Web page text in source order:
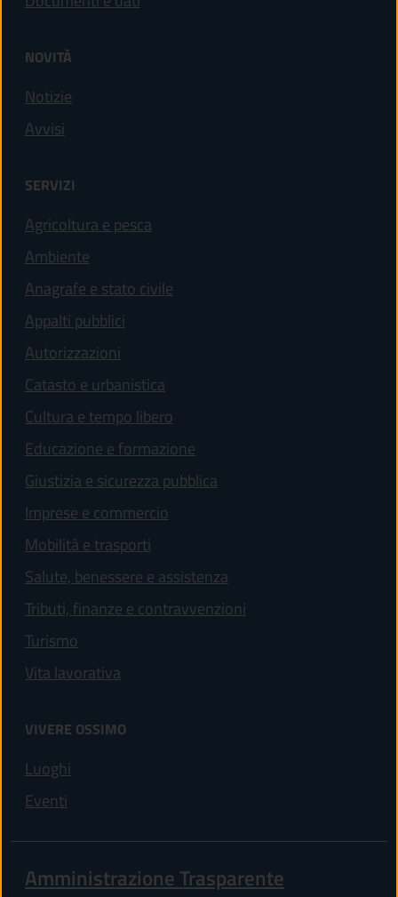
NOVITÀ
Notizie
Avvisi
SERVIZI
Agricoltura e pesca
Ambiente
Anagrafe e stato civile
Appalti pubblici
Autorizzazioni
Catasto e urbanistica
Cultura e tempo libero
Educazione e formazione
Giustizia e sicurezza pubblica
Imprese e commercio
Mobilità e trasporti
Salute, benessere e assistenza
Tributi, finanze e contravvenzioni
Turismo
Vita lavorativa
VIVERE OSSIMO
Luoghi
Eventi
Amministrazione Trasparente